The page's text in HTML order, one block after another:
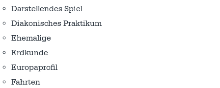
Darstellendes Spiel
Diakonisches Praktikum
Ehemalige
Erdkunde
Europaprofil
Fahrten